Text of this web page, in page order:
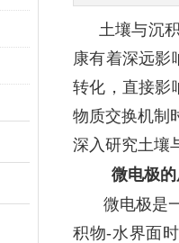
土壤与沉
康有着深远影
转化，直接影
物质交换机制
深入研究土壤
微电极
微电极是
积物-水界面